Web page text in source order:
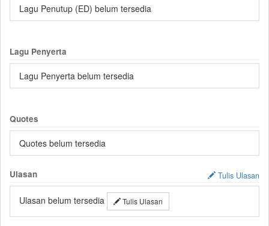
Lagu Penutup (ED) belum tersedia
Lagu Penyerta
Lagu Penyerta belum tersedia
Quotes
Quotes belum tersedia
Ulasan Tulis Ulasan
Ulasan belum tersedia Tulis Ulasan